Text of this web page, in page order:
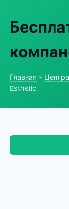
Главная »
Esthetic